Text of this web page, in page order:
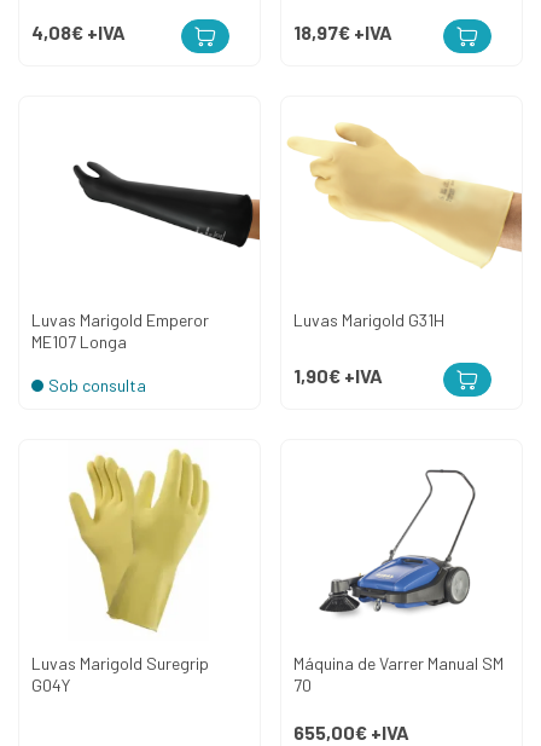
4,08€ +IVA 18,97€ +IVA
Luvas Marigold Emperor
ME107 Longa
Sob consulta
Luvas Marigold G31H
1,90€ +IVA
Luvas Marigold Suregrip
G04Y
Máquina de Varrer Manual SM
70
655,00€ +IVA